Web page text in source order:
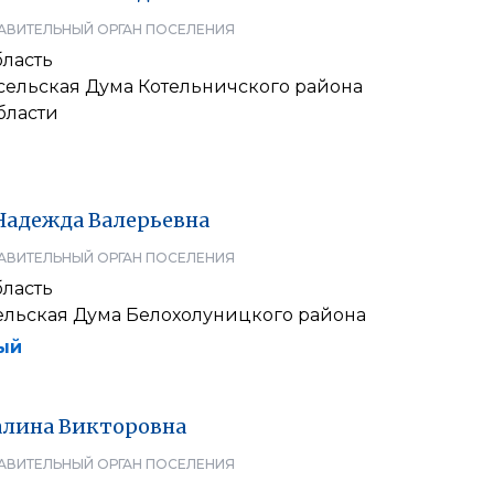
ОРГАН ПОСЕЛЕНИЯ
Дума Котельничского района
Валерьевна
ОРГАН ПОСЕЛЕНИЯ
Дума Белохолуницкого района
Викторовна
ОРГАН ПОСЕЛЕНИЯ